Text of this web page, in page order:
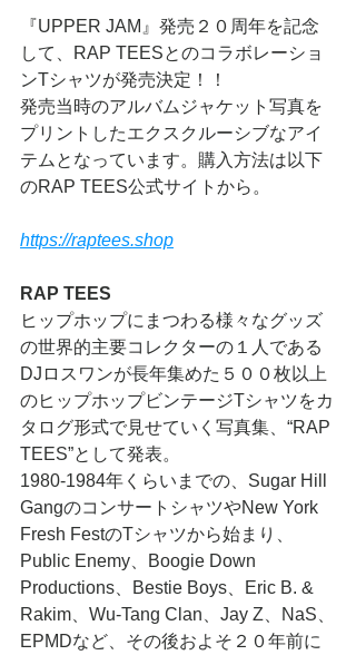
『UPPER JAM』発売２０周年を記念
して、RAP TEESとのコラボレーショ
ンTシャツが発売決定！！
発売当時のアルバムジャケット写真を
プリントしたエクスクルーシブなアイ
テムとなっています。購入方法は以下
のRAP TEES公式サイトから。
https://raptees.shop
RAP TEES
ヒップホップにまつわる様々なグッズ
の世界的主要コレクターの１人である
DJロスワンが長年集めた５００枚以上
のヒップホップビンテージTシャツをカ
タログ形式で見せていく写真集、“RAP
TEES”として発表。
1980-1984年くらいまでの、Sugar Hill
GangのコンサートシャツやNew York
Fresh FestのTシャツから始まり、
Public Enemy、Boogie Down
Productions、Bestie Boys、Eric B. &
Rakim、Wu-Tang Clan、Jay Z、NaS、
EPMDなど、その後およそ２０年前に